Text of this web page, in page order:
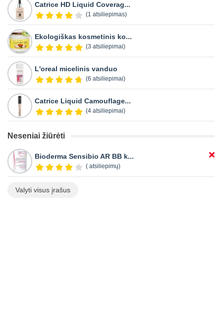
Catrice HD Liquid Coverag...
(1 atsiliepimas)
Ekologiškas kosmetinis ko...
(3 atsiliepimai)
L'oreal micelinis vanduo
(6 atsiliepimai)
Catrice Liquid Camouflage...
(4 atsiliepimai)
Neseniai žiūrėti
Bioderma Sensibio AR BB k...
( atsiliepimų)
Valyti visus įrašus